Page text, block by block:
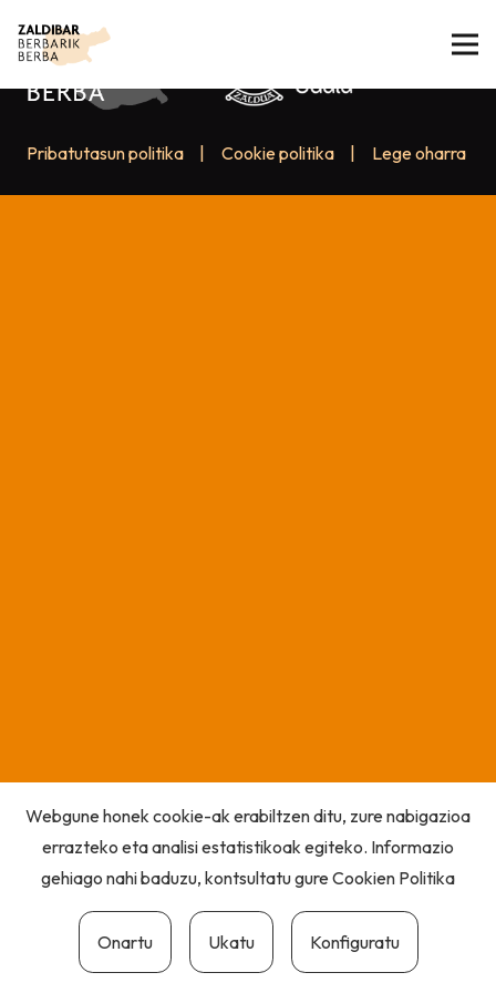
Pribatutasun politika Cookie politika Lege oharra
Webgune honek cookie-ak erabiltzen ditu, zure nabigazioa
errazteko eta analisi estatistikoak egiteko. Informazio
gehiago nahi baduzu, kontsultatu gureCookien Politika
Onartu Ukatu Konfiguratu